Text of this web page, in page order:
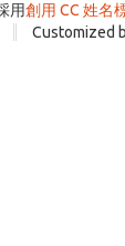
用創用 CC 姓名
Customized